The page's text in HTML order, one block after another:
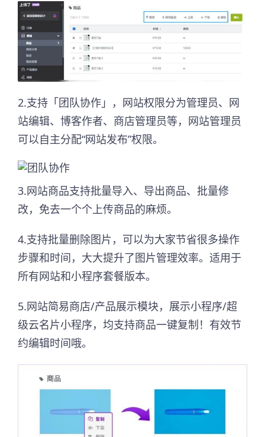
2.支持「团队协作」，网站权限分为管理员、网
站编辑、博客作者、商店管理员等，网站管理员
可以自主分配“网站发布”权限。
3.网站商品支持批量导入、导出商品、批量修
改，免去一个个上传商品的麻烦。
4.支持批量删除图片，可以为大家节省很多操作
步骤和时间，大大提升了图片管理效率。适用于
所有网站和小程序套餐版本。
5.网站简易商店/产品展示模块，展示小程序/超
级云名片小程序，均支持商品一键复制！有效节
约编辑时间哦。